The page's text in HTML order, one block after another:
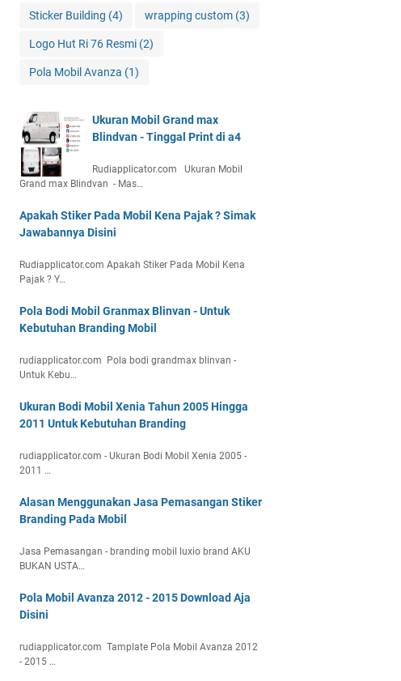
Sticker Building (4) wrapping custom (3)
Logo Hut Ri 76 Resmi (2)
Pola Mobil Avanza (1)
Ukuran Mobil Grand max
Blindvan - Tinggal Print di a4
Rudiapplicator.com Ukuran Mobil
Grand max Blindvan - Mas…
Apakah Stiker Pada Mobil Kena Pajak ? Simak
Jawabannya Disini
Rudiapplicator.com Apakah Stiker Pada Mobil Kena
Pajak ? Y…
Pola Bodi Mobil Granmax Blinvan - Untuk
Kebutuhan Branding Mobil
rudiapplicator.com Pola bodi grandmax blinvan -
Untuk Kebu…
Ukuran Bodi Mobil Xenia Tahun 2005 Hingga
2011 Untuk Kebutuhan Branding
rudiapplicator.com - Ukuran Bodi Mobil Xenia 2005 -
2011 …
Alasan Menggunakan Jasa Pemasangan Stiker
Branding Pada Mobil
Jasa Pemasangan - branding mobil luxio brand AKU
BUKAN USTA…
Pola Mobil Avanza 2012 - 2015 Download Aja
Disini
rudiapplicator.com Tamplate Pola Mobil Avanza 2012
- 2015 …